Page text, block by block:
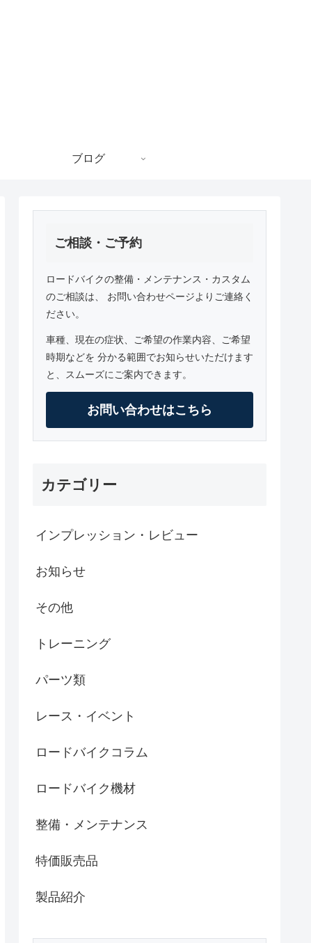
ブログ
ご相談・ご予約
ロードバイクの整備・メンテナンス・カスタム
のご相談は、 お問い合わせページよりご連絡く
ださい。
車種、現在の症状、ご希望の作業内容、ご希望
時期などを 分かる範囲でお知らせいただけます
と、スムーズにご案内できます。
お問い合わせはこちら
カテゴリー
インプレッション・レビュー
お知らせ
その他
トレーニング
パーツ類
レース・イベント
ロードバイクコラム
ロードバイク機材
整備・メンテナンス
特価販売品
製品紹介